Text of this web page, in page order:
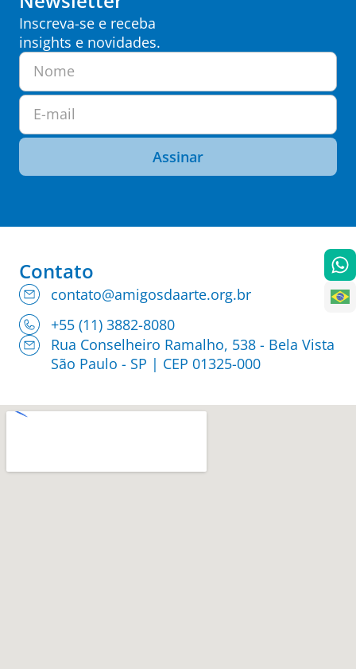
Inscreva-se e receba
insights e novidades.
Nome
E-mail
Assinar
Contato
contato@amigosdaarte.org.br
+55 (11) 3882-8080
Rua Conselheiro Ramalho, 538 - Bela Vista
São Paulo - SP | CEP 01325-000